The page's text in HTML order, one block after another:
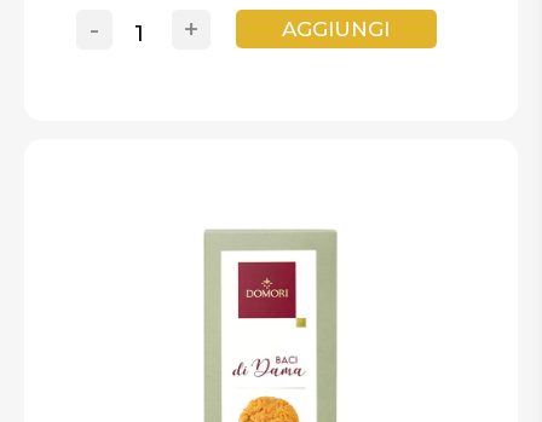
+
- AGGIUNGI